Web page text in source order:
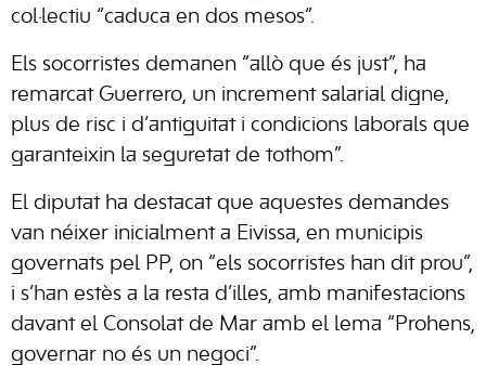
col·lectiu “caduca en dos mesos”.
Els socorristes demanen “allò que és just”, ha
remarcat Guerrero, un increment salarial digne,
plus de risc i d’antiguitat i condicions laborals que
garanteixin la seguretat de tothom”.
El diputat ha destacat que aquestes demandes
van néixer inicialment a Eivissa, en municipis
governats pel PP, on “els socorristes han dit prou”,
i s’han estès a la resta d’illes, amb manifestacions
davant el Consolat de Mar amb el lema “Prohens,
governar no és un negoci”.